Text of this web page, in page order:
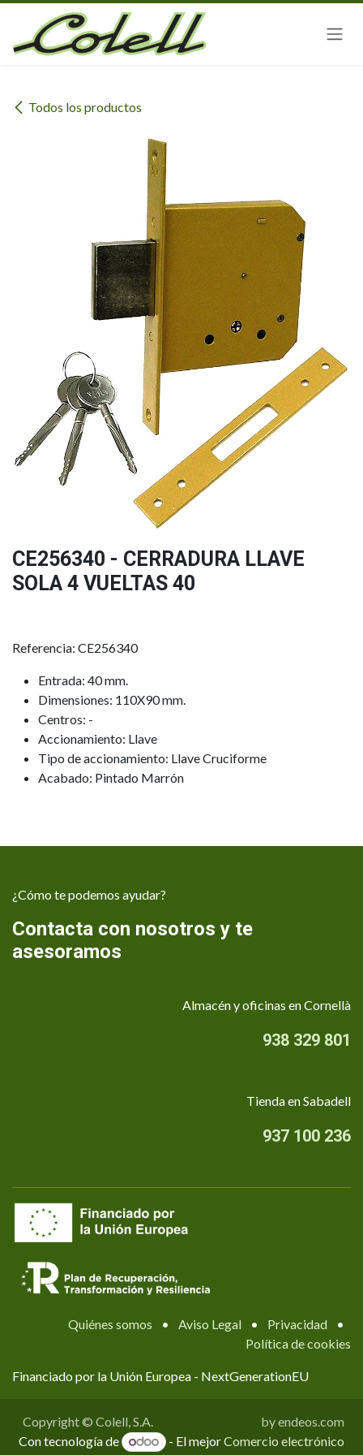
Ir al contenido
Todos los productos
CE256340 - CERRADURA LLAVE
SOLA 4 VUELTAS 40
Referencia: CE256340
Entrada: 40 mm.
Dimensiones: 110X90 mm.
Centros: -
Accionamiento: Llave
Tipo de accionamiento: Llave Cruciforme
Acabado: Pintado Marrón
¿Cómo te podemos ayudar?
Contacta con nosotros y te
asesoramos
Almacén y oficinas en Cornellà
938 329 801
Tienda en Sabadell
937 100 236
Quiénes somos • Aviso Legal • Privacidad
•
Política de cookies
Financiado por la Unión Europea - NextGenerationEU
Copyright © Colell, S.A.
by endeos.com
Con tecnología de
- El mejorComercio electrónico